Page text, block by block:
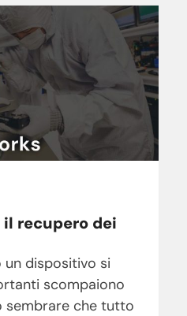
recupero dei
un dispositivo si
scompaiono
sembrare che tutto